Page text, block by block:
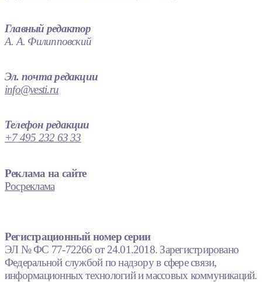
Главный редактор
А. А. Филипповский
Эл. почта редакции
info@vesti.ru
Телефон редакции
+7 495 232 63 33
Реклама на сайте
Росреклама
Регистрационный номер серии
ЭЛ № ФС 77-72266 от 24.01.2018. Зарегистрировано
Федеральной службой по надзору в сфере связи,
информационных технологий и массовых коммуникаций.